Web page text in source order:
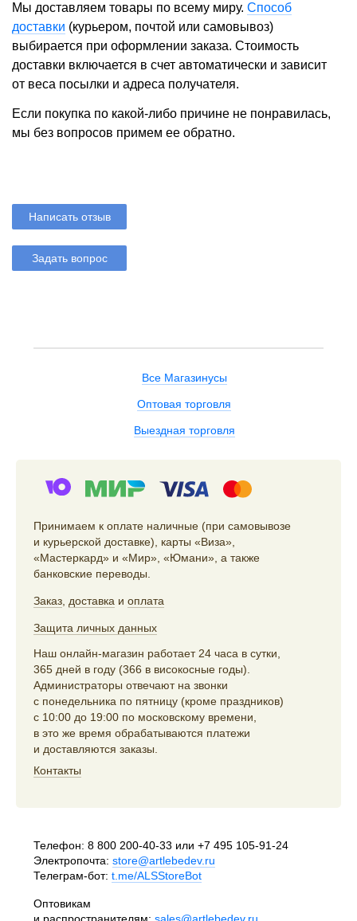
Мы доставляем товары по всему миру. Способ
доставки (курьером, почтой или самовывоз)
выбирается при оформлении заказа. Стоимость
доставки включается в счет автоматически и зависит
от веса посылки и адреса получателя.
Если покупка по какой-либо причине не понравилась,
мы без вопросов примем ее обратно.
Написать отзыв
Задать вопрос
Все Магазинусы
Оптовая торговля
Выездная торговля
Принимаем к оплате наличные (при самовывозе
и курьерской доставке), карты «Виза»,
«Мастеркард» и «Мир», «Юмани», а также
банковские переводы.
Заказ, доставка и оплата
Защита личных данных
Наш онлайн-магазин работает 24 часа в сутки,
365 дней в году (366 в високосные годы).
Администраторы отвечают на звонки
с понедельника по пятницу (кроме праздников)
с 10:00 до 19:00 по московскому времени,
в это же время обрабатываются платежи
и доставляются заказы.
Контакты
Телефон: 8 800 200-40-33 или +7 495 105-91-24
Электропочта: store@artlebedev.ru
Телеграм-бот: t.me/ALSStoreBot
Оптовикам